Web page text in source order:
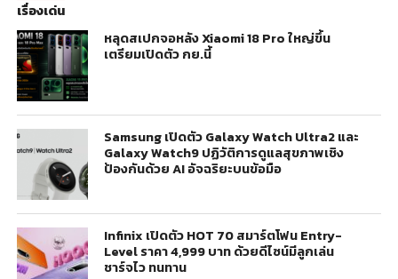
เรื่องเด่น
หลุดสเปกจอหลัง Xiaomi 18 Pro ใหญ่ขึ้น
เตรียมเปิดตัว กย.นี้
Samsung เปิดตัว Galaxy Watch Ultra2 และ
Galaxy Watch9 ปฏิวัติการดูแลสุขภาพเชิง
ป้องกันด้วย AI อัจฉริยะบนข้อมือ
Infinix เปิดตัว HOT 70 สมาร์ตโฟน Entry-
Level ราคา 4,999 บาท ด้วยดีไซน์มีลูกเล่น
ชาร์จไว ทนทาน